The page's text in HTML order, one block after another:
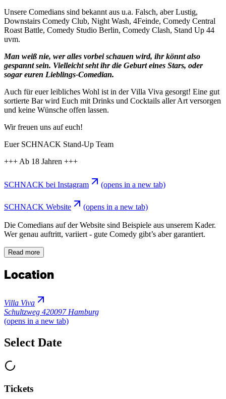
Unsere Comedians sind bekannt aus u.a. Falsch, aber Lustig,
Downstairs Comedy Club, Night Wash, 4Feinde, Comedy Central
Roast Battle, Comedy Studio Berlin, Comedy Clash, Stand Up 44
uvm.
Man weiß nie, wer alles vorbei schauen wird, ihr könnt also
gespannt sein. Vielleicht seht ihr die Geburt eines Stars, oder
sogar euren Lieblings-Comedian.
Auch für euer leibliches Wohl ist in der Villa Viva gesorgt! Eine gut
sortierte Bar wird Euch mit Drinks und Cocktails aller Art versorgen
und keine Wünsche offen lassen.
Wir freuen uns auf euch!
Euer SCHNACK Stand-Up Team
+++ Ab 18 Jahren +++
SCHNACK bei Instagram (opens in a new tab)
SCHNACK Website (opens in a new tab)
Die Comedians auf der Website sind Beispiele aus unserem Kader.
Wer genau auftritt, variiert - gute Comedy gibt’s aber garantiert.
Read more
Location
Villa Viva
Schultzweg 420097 Hamburg
(opens in a new tab)
Select Date
Tickets